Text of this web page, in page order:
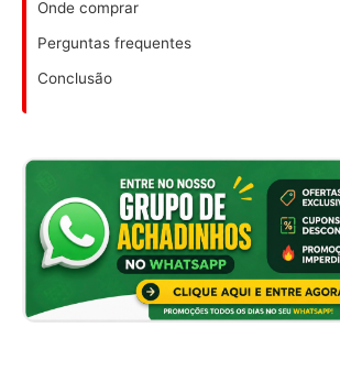
Onde comprar
Perguntas frequentes
Conclusão